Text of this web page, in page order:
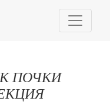
ПОЧКИ